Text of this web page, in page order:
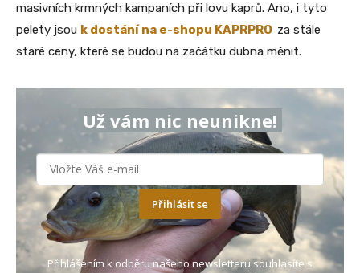
masivních krmných kampaních při lovu kaprů. Ano, i tyto
pelety jsou k dostání na e-shopu KAPRPRO za stále
staré ceny, které se budou na začátku dubna měnit.
Už vám nic neunikne!
Přihlásit se
Přihlášením k odběru našeho newsletteru souhlasíte s